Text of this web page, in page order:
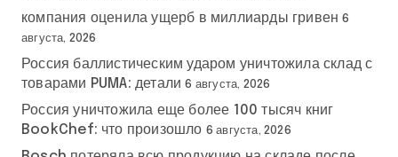
компания оценила ущерб в миллиарды гривен 6
августа, 2026
Россия баллистическим ударом уничтожила склад с
товарами PUMA: детали 6 августа, 2026
Россия уничтожила еще более 100 тысяч книг
BookChef: что произошло 6 августа, 2026